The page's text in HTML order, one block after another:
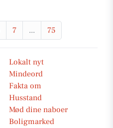
7 ... 75
Lokalt nyt
Mindeord
Fakta om
Husstand
Mød dine naboer
Boligmarked